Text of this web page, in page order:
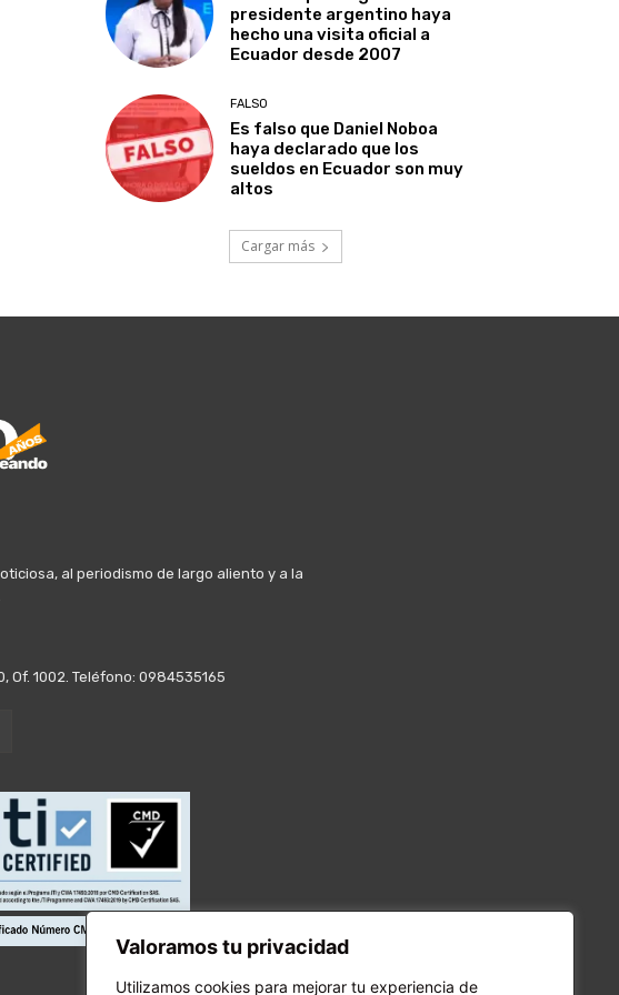
Valoramos tu privacidad
Utilizamos cookies para mejorar tu experiencia de
presidente argentino haya
hecho una visita oficial a
Ecuador desde 2007
FALSO
Es falso que Daniel Noboa
haya declarado que los
sueldos en Ecuador son muy
altos
Cargar más
al periodismo de largo aliento y a la
Of. 1002. Teléfono: 0984535165